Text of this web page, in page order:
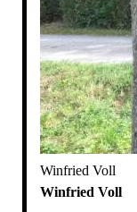
Winfried Voll
Winfried Voll